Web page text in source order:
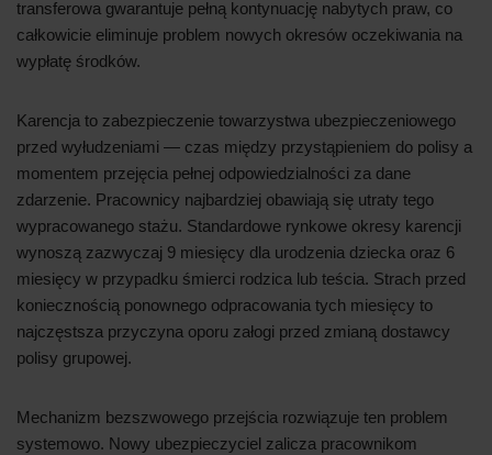
transferowa gwarantuje pełną kontynuację nabytych praw, co
całkowicie eliminuje problem nowych okresów oczekiwania na
wypłatę środków.
Karencja to zabezpieczenie towarzystwa ubezpieczeniowego
przed wyłudzeniami — czas między przystąpieniem do polisy a
momentem przejęcia pełnej odpowiedzialności za dane
zdarzenie. Pracownicy najbardziej obawiają się utraty tego
wypracowanego stażu. Standardowe rynkowe okresy karencji
wynoszą zazwyczaj 9 miesięcy dla urodzenia dziecka oraz 6
miesięcy w przypadku śmierci rodzica lub teścia. Strach przed
koniecznością ponownego odpracowania tych miesięcy to
najczęstsza przyczyna oporu załogi przed zmianą dostawcy
polisy grupowej.
Mechanizm bezszwowego przejścia rozwiązuje ten problem
systemowo. Nowy ubezpieczyciel zalicza pracownikom